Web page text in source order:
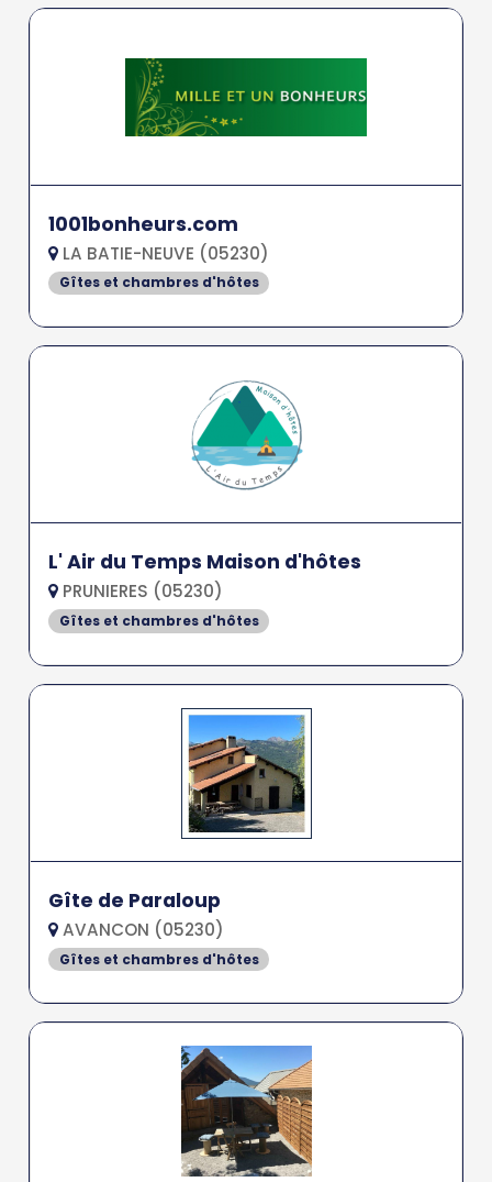
1001bonheurs.com
LA BATIE-NEUVE (05230)
Gîtes et chambres d'hôtes
L' Air du Temps Maison d'hôtes
PRUNIERES (05230)
Gîtes et chambres d'hôtes
Gîte de Paraloup
AVANCON (05230)
Gîtes et chambres d'hôtes